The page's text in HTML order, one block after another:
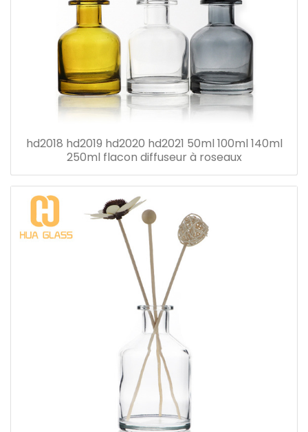
hd2018 hd2019 hd2020 hd2021 50ml 100ml 140ml
250ml flacon diffuseur à roseaux